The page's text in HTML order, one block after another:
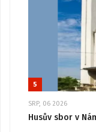
5
SRP, 06 2026
Husův sbor v